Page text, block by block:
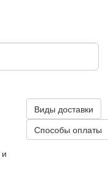
Виды доставки
Способы оплаты